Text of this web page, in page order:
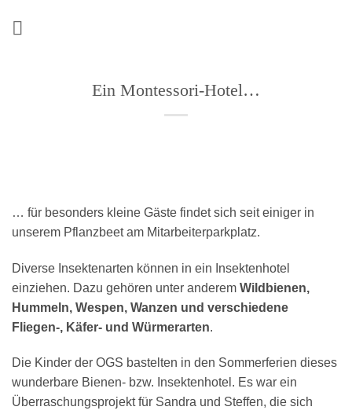
Ein Montessori-Hotel…
… für besonders kleine Gäste findet sich seit einiger in
unserem Pflanzbeet am Mitarbeiterparkplatz.
Diverse Insektenarten können in ein Insektenhotel
einziehen. Dazu gehören unter anderem Wildbienen,
Hummeln, Wespen, Wanzen und verschiedene
Fliegen-, Käfer- und Würmerarten.
Die Kinder der OGS bastelten in den Sommerferien dieses
wunderbare Bienen- bzw. Insektenhotel. Es war ein
Überraschungsprojekt für Sandra und Steffen, die sich